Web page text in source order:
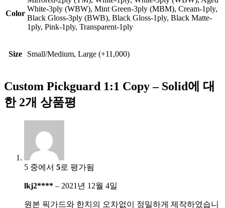
Color
White-3ply (WBW), Mint Green-3ply (MBM), Cream-1ply,
Black Gloss-3ply (BWB), Black Gloss-1ply, Black Matte-
1ply, Pink-1ply, Transparent-1ply
Size Small/Medium, Large (+11,000)
Custom Pickguard 1:1 Copy – Solid에 대
한 2개 상품평
5 중에서 5로 평가됨
lkj2**** – 2021년 12월 4일
원본 픽가드와 한치의 오차없이 정밀하게 제작하였습니